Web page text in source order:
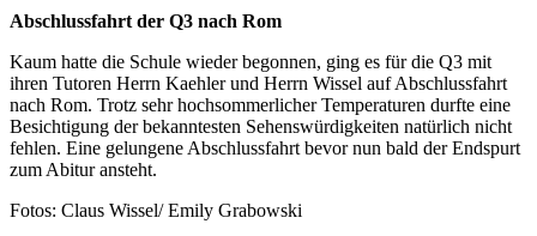
Abschlussfahrt der Q3 nach Rom
Kaum hatte die Schule wieder begonnen, ging es für die Q3 mit
ihren Tutoren Herrn Kaehler und Herrn Wissel auf Abschlussfahrt
nach Rom. Trotz sehr hochsommerlicher Temperaturen durfte eine
Besichtigung der bekanntesten Sehenswürdigkeiten natürlich nicht
fehlen. Eine gelungene Abschlussfahrt bevor nun bald der Endspurt
zum Abitur ansteht.
Fotos: Claus Wissel/ Emily Grabowski